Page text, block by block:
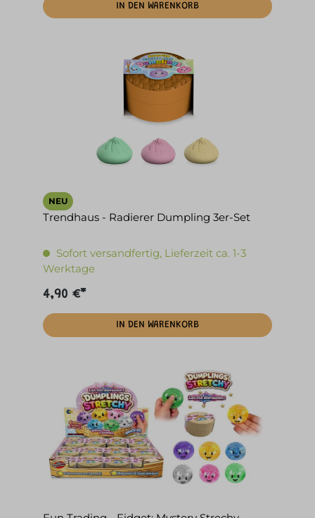
IN DEN WARENKORB
NEU
Trendhaus - Radierer Dumpling 3er-Set
Sofort versandfertig, Lieferzeit ca. 1-3
Werktage
4,90 €*
IN DEN WARENKORB